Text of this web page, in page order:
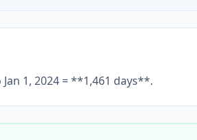
1, 2024 = **1,461 days**.